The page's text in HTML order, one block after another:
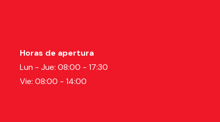
Horas de apertura
Lun - Jue: 08:00 - 17:30
Vie: 08:00 - 14:00